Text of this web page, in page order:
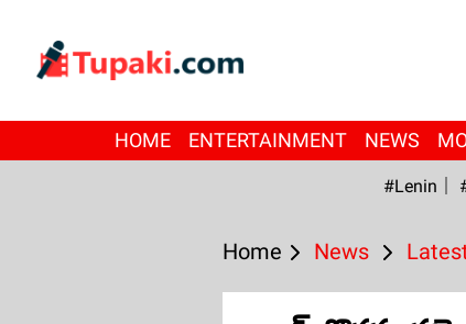
HOME ENTERTAINMENT NEWS
#Lenin
Home News